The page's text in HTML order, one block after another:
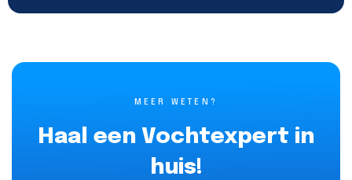
MEER WETEN?
Haal een Vochtexpert in
huis!